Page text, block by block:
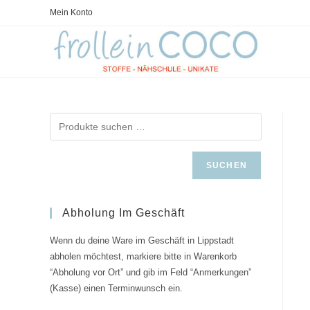
Mein Konto
SUCHEN
Abholung Im Geschäft
Wenn du deine Ware im Geschäft in Lippstadt
abholen möchtest, markiere bitte in Warenkorb
“Abholung vor Ort” und gib im Feld “Anmerkungen”
(Kasse) einen Terminwunsch ein.